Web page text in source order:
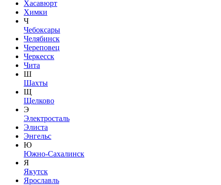
Хасавюрт
Химки
Ч
Чебоксары
Челябинск
Череповец
Черкесск
Чита
Ш
Шахты
Щ
Щелково
Э
Электросталь
Элиста
Энгельс
Ю
Южно-Сахалинск
Я
Якутск
Ярославль